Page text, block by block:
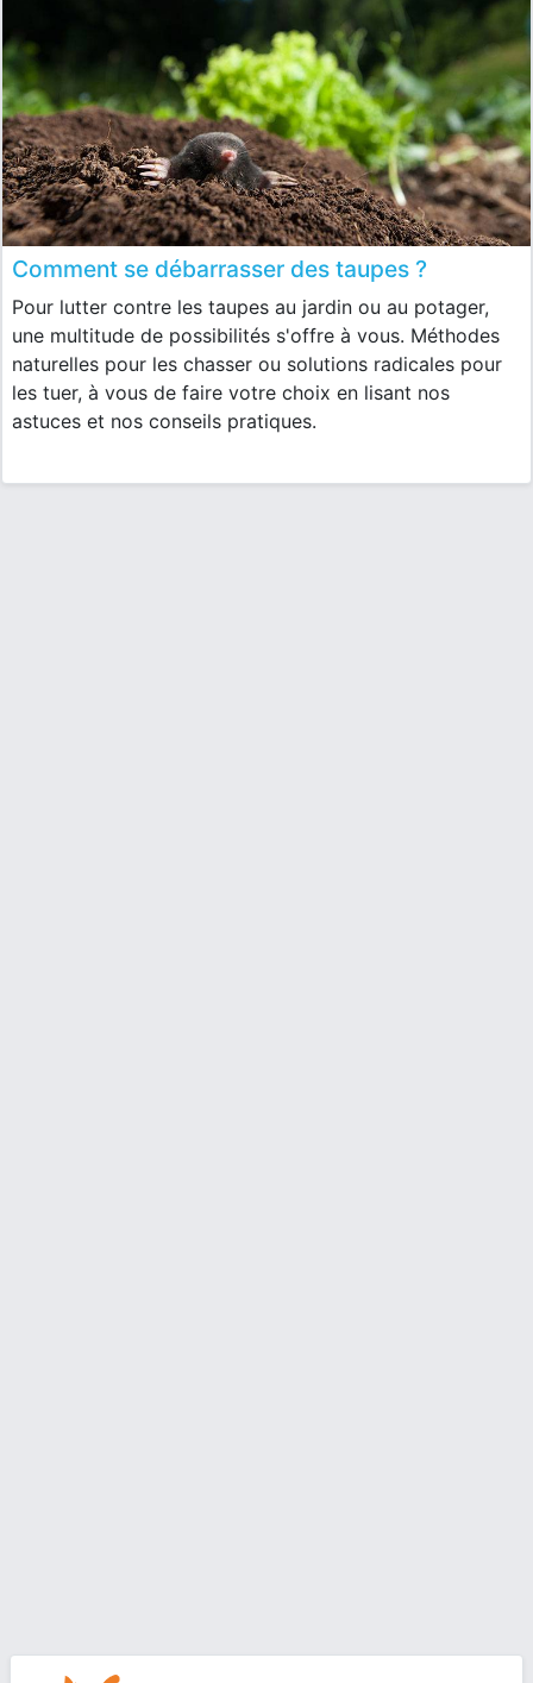
Comment se débarrasser des taupes ?
Pour lutter contre les taupes au jardin ou au potager,
une multitude de possibilités s'offre à vous. Méthodes
naturelles pour les chasser ou solutions radicales pour
les tuer, à vous de faire votre choix en lisant nos
astuces et nos conseils pratiques.